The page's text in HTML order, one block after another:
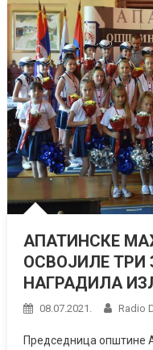
АПАТИНСКЕ
ОСВОЈИЛЕ
НАГРАДИЛА
08.07.2021. Radio
Председница општине